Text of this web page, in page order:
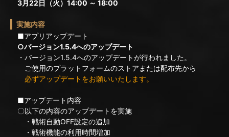
3月22日（火）14:00 ～ 18:00
実施内容
■アプリアップデート
○バージョン1.5.4へのアップデート
・バージョン1.5.4へのアップデートが行われました。
ご使用のプラットフォームのストアまたは配布先から
必ずアップデートをお願いいたします。
■アップデート内容
〇以下の内容のアップデートを実施
・戦術自動OFF設定の追加
・戦術機能の利用時間増加